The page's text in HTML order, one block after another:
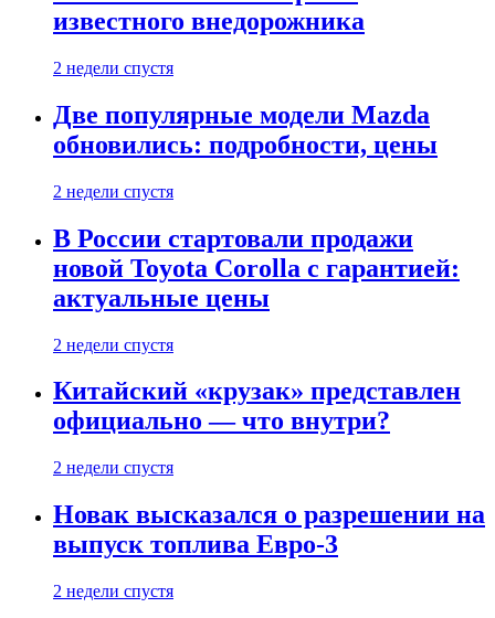
известного внедорожника
2 недели спустя
Две популярные модели Mazda
обновились: подробности, цены
2 недели спустя
В России стартовали продажи
новой Toyota Corolla с гарантией:
актуальные цены
2 недели спустя
Китайский «крузак» представлен
официально — что внутри?
2 недели спустя
Новак высказался о разрешении на
выпуск топлива Евро-3
2 недели спустя